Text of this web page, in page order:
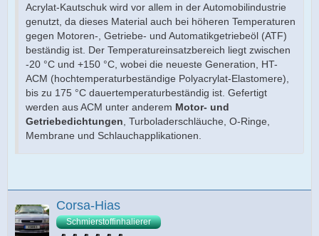
Acrylat-Kautschuk wird vor allem in der Automobilindustrie
genutzt, da dieses Material auch bei höheren Temperaturen
gegen Motoren-, Getriebe- und Automatikgetriebeöl (ATF)
beständig ist. Der Temperatureinsatzbereich liegt zwischen
-20 °C und +150 °C, wobei die neueste Generation, HT-
ACM (hochtemperaturbeständige Polyacrylat-Elastomere),
bis zu 175 °C dauertemperaturbeständig ist. Gefertigt
werden aus ACM unter anderem Motor- und
Getriebedichtungen, Turboladerschläuche, O-Ringe,
Membrane und Schlauchapplikationen.
Corsa-Hias
Schmierstoffinhalierer